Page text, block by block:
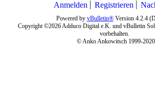
Anmelden Registrieren
Powered by vBulletin®Version 4.2.4
Copyright ©2026 Adduco Digital e.K. und vBulletin
vorbehalten.
© Anko Ankowitsch 1999-2020